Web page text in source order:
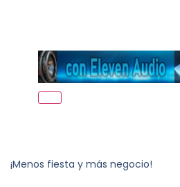
¡Menos fiesta y más negocio!